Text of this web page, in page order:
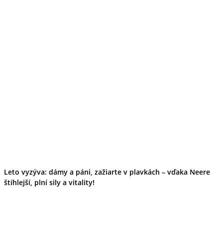
Leto vyzýva: dámy a páni, zažiarte v plavkách – vďaka Neere
štíhlejší, plní sily a vitality!